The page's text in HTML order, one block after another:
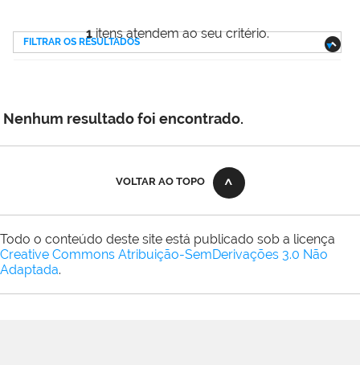
1itens atendem ao seu critério.
FILTRAR OS RESULTADOS
Nenhum resultado foi encontrado.
VOLTAR AO TOPO
Todo o conteúdo deste site está publicado sob a licença
Creative Commons Atribuição-SemDerivações 3.0 Não
Adaptada.